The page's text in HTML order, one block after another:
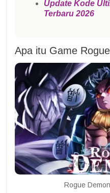
Update Kode
Terbaru 2026
Apa itu Game
Rogue